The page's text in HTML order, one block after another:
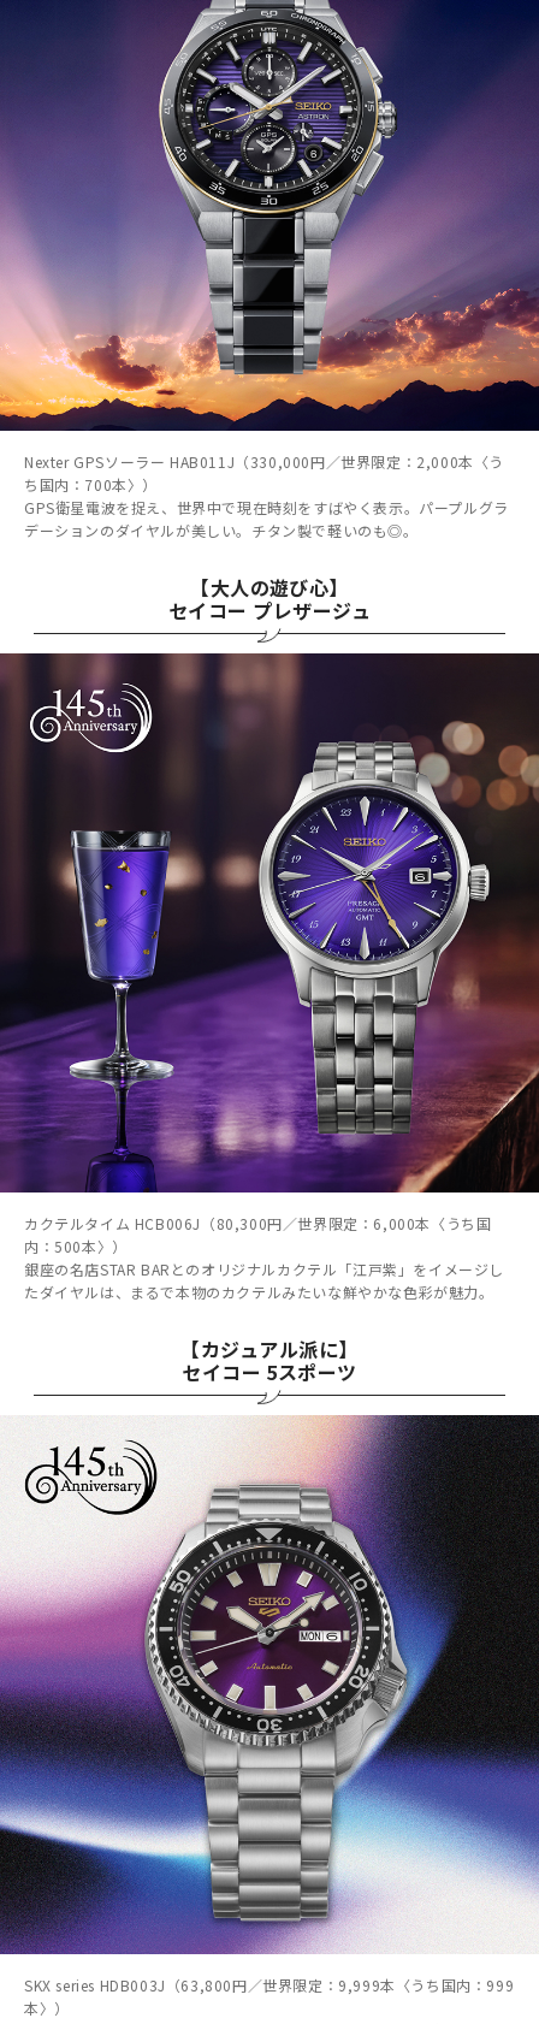
Nexter GPSソーラー HAB011J（330,000円／世界限定：2,000本〈う
ち国内：700本〉）
GPS衛星電波を捉え、世界中で現在時刻をすばやく表示。パープルグラ
デーションのダイヤルが美しい。チタン製で軽いのも◎。
【大人の遊び心】
セイコー プレザージュ
カクテルタイム HCB006J（80,300円／世界限定：6,000本〈うち国
内：500本〉）
銀座の名店STAR BARとのオリジナルカクテル「江戸紫」をイメージし
たダイヤルは、まるで本物のカクテルみたいな鮮やかな色彩が魅力。
【カジュアル派に】
セイコー 5スポーツ
SKX series HDB003J（63,800円／世界限定：9,999本〈うち国内：999
本〉）